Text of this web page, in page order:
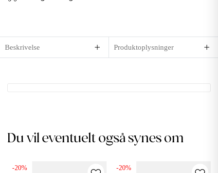
Beskrivelse Produktoplysninger
Du vil eventuelt også synes om
-20% -20%